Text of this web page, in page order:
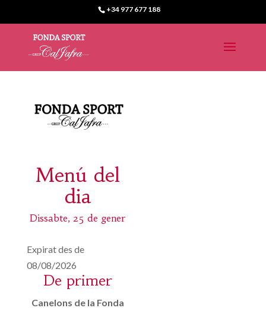
+34 977 677 188
Menú del
dia
Dissabte, 25 de gener
Expirat des de
08/08/2026
De primer
Canelons de la Fonda